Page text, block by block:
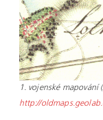
1. vojenské mapování
http://